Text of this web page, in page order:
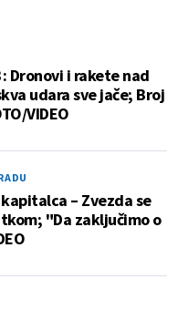
Dronovi i rakete nad
udara sve jače; Broj
VIDEO
– Zvezda se
"Da zaključimo o